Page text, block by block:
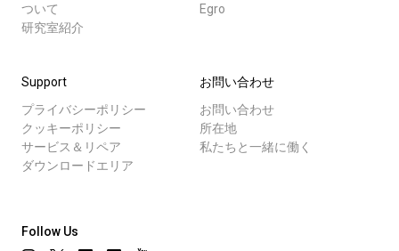
ついて
研究室紹介
Egro
Support
プライバシーポリシー
クッキーポリシー
サービス＆リペア
ダウンロードエリア
お問い合わせ
お問い合わせ
所在地
私たちと一緒に働く
Follow Us
すべて
ダウンロード
もっと見る
研究室紹介
サスティナビリティ
接続